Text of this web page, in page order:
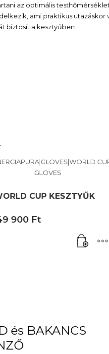
az optimális
ami praktikus utazáskor
biztosít a kesztyűben
CUP KESZTYŰK
900 Ft
és BAKANCS